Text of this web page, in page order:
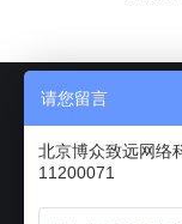
请您留言
北京博众致远网络
11200071